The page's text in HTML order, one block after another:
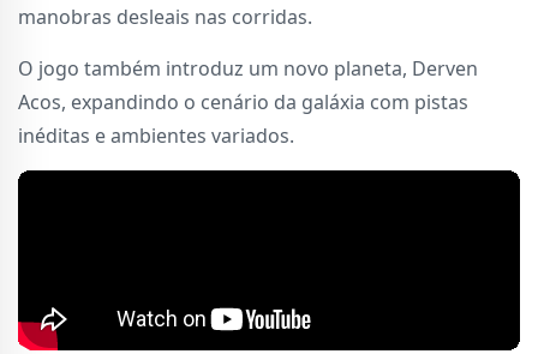
manobras desleais nas corridas.
O jogo também introduz um novo planeta, Derven
Acos, expandindo o cenário da galáxia com pistas
inéditas e ambientes variados.